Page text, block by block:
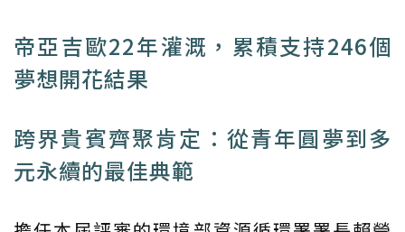
帝亞吉歐22年灌溉，累積支持246個
夢想開花結果
跨界貴賓齊聚肯定：從青年圓夢到多
元永續的最佳典範